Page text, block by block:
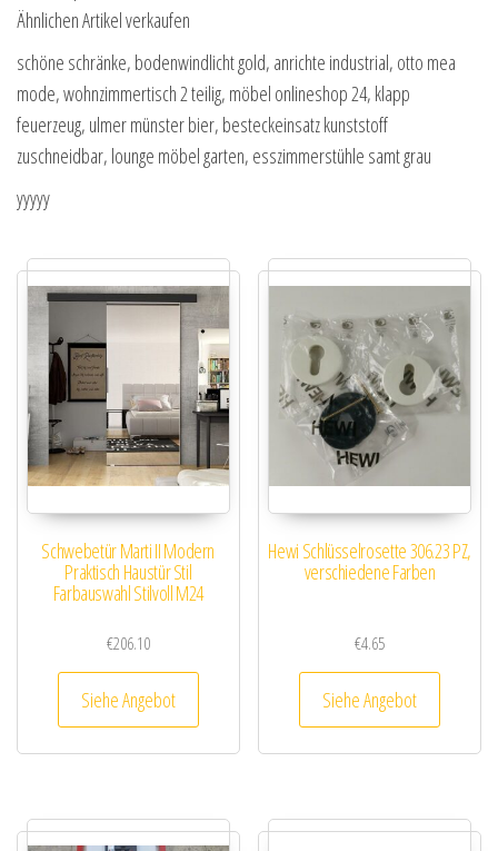
Ähnlichen Artikel verkaufen
schöne schränke, bodenwindlicht gold, anrichte industrial, otto mea
mode, wohnzimmertisch 2 teilig, möbel onlineshop 24, klapp
feuerzeug, ulmer münster bier, besteckeinsatz kunststoff
zuschneidbar, lounge möbel garten, esszimmerstühle samt grau
yyyyy
Schwebetür Marti II Modern
Praktisch Haustür Stil
Farbauswahl Stilvoll M24
€206.10
Siehe Angebot
Hewi Schlüsselrosette 306.23 PZ,
verschiedene Farben
€4.65
Siehe Angebot